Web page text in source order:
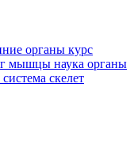
органы курс
мышцы наука органы
система скелет